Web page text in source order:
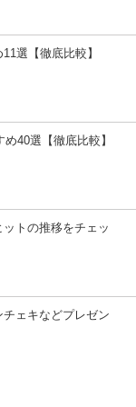
選【徹底比較】
40選【徹底比較】
トの推移をチェッ
ェキなどプレゼン